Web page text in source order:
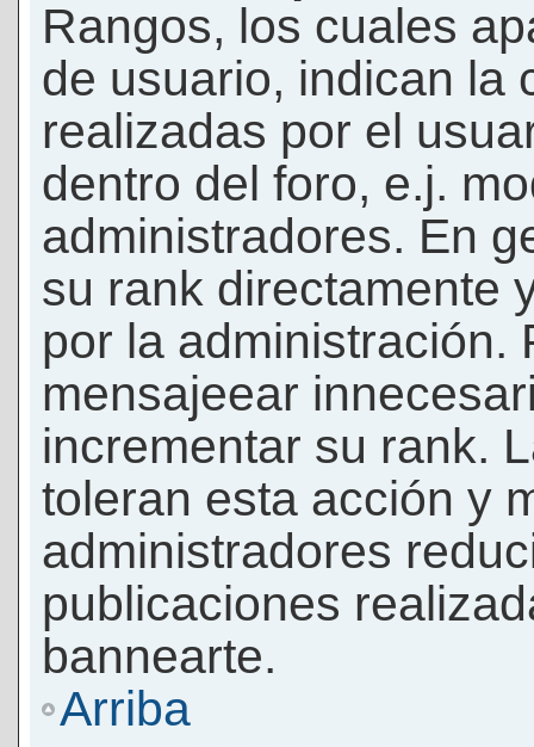
Rangos, los cuales
de usuario, indican la
realizadas por el
dentro del foro, e.j.
administradores. En
su rank directamente
por la administración.
mensajeear
incrementar su rank.
toleran esta acción y
administradores
publicaciones
bannearte.
Arriba